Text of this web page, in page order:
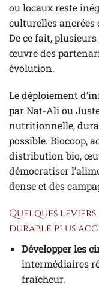
ou locaux reste
culturelles
De ce fait,
œuvre des
évolution.
Le déploiement
par Nat-Ali ou
nutritionnelle,
possible. Biocoop,
distribution bio,
démocratiser
dense et des
Quelques
durable plus
Développer les
intermédiaires
fraîcheur.